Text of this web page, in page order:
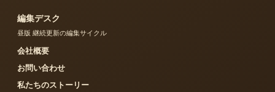
編集デスク
昼版 継続更新の編集サイクル
会社概要
お問い合わせ
私たちのストーリー